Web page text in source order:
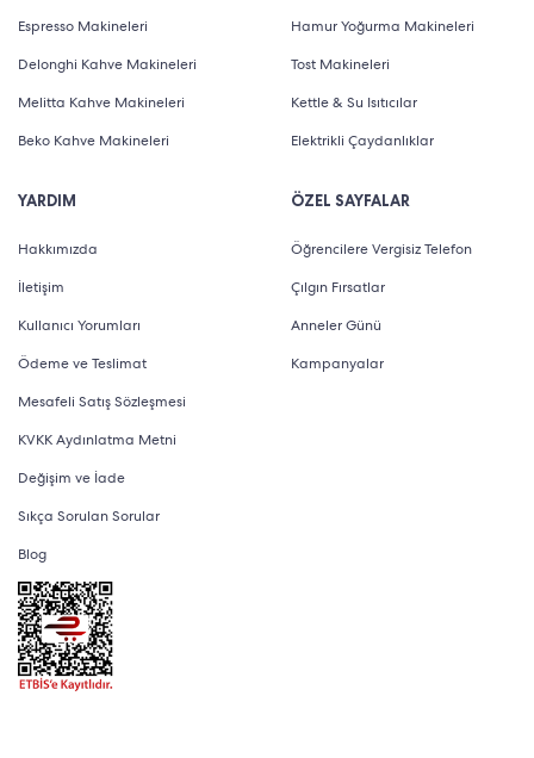
Espresso Makineleri
Delonghi Kahve Makineleri
Melitta Kahve Makineleri
Beko Kahve Makineleri
YARDIM
Hakkımızda
İletişim
Kullanıcı Yorumları
Ödeme ve Teslimat
Mesafeli Satış Sözleşmesi
KVKK Aydınlatma Metni
Değişim ve İade
Sıkça Sorulan Sorular
Blog
Hamur Yoğurma Makineleri
Tost Makineleri
Kettle & Su Isıtıcılar
Elektrikli Çaydanlıklar
ÖZEL SAYFALAR
Öğrencilere Vergisiz Telefon
Çılgın Fırsatlar
Anneler Günü
Kampanyalar